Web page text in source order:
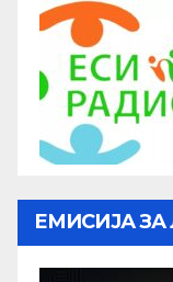
ЕМИСИЈА